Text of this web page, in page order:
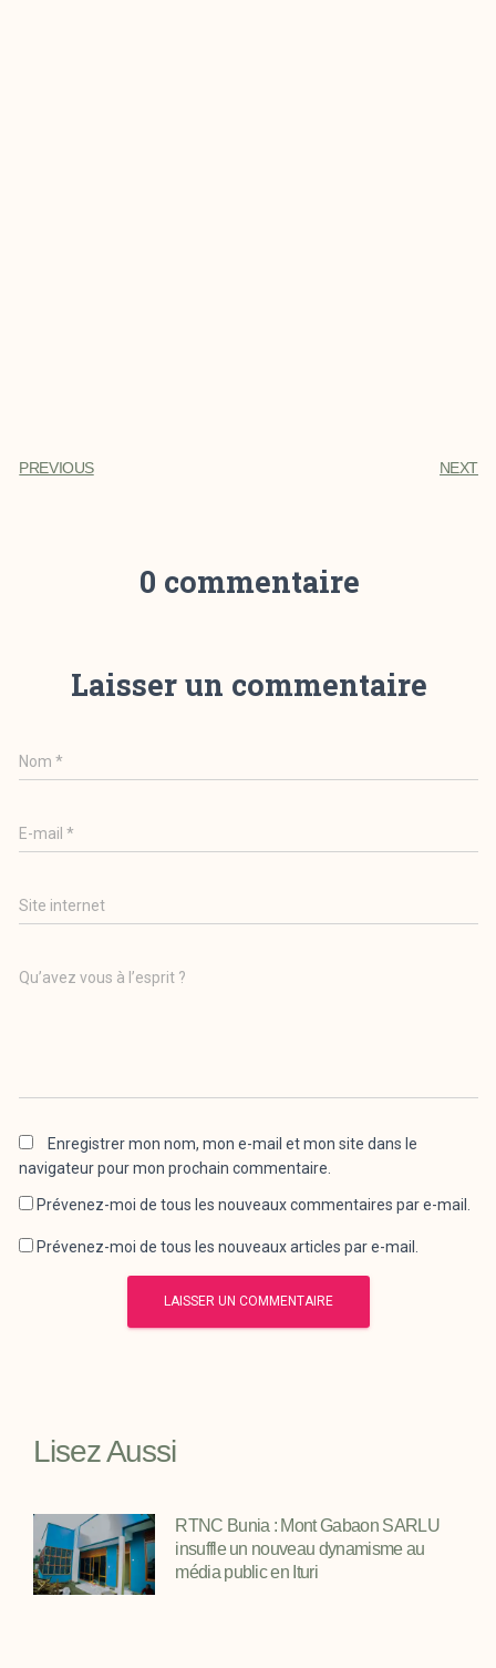
PREVIOUS NEXT
0 commentaire
Laisser un commentaire
Nom*
E-mail*
Site internet
Qu’avez vous à l’esprit ?
Enregistrer mon nom, mon e-mail et mon site dans le
navigateur pour mon prochain commentaire.
Prévenez-moi de tous les nouveaux commentaires par e-mail.
Prévenez-moi de tous les nouveaux articles par e-mail.
Lisez Aussi
RTNC Bunia : Mont Gabaon SARLU
insuffle un nouveau dynamisme au
média public en Ituri